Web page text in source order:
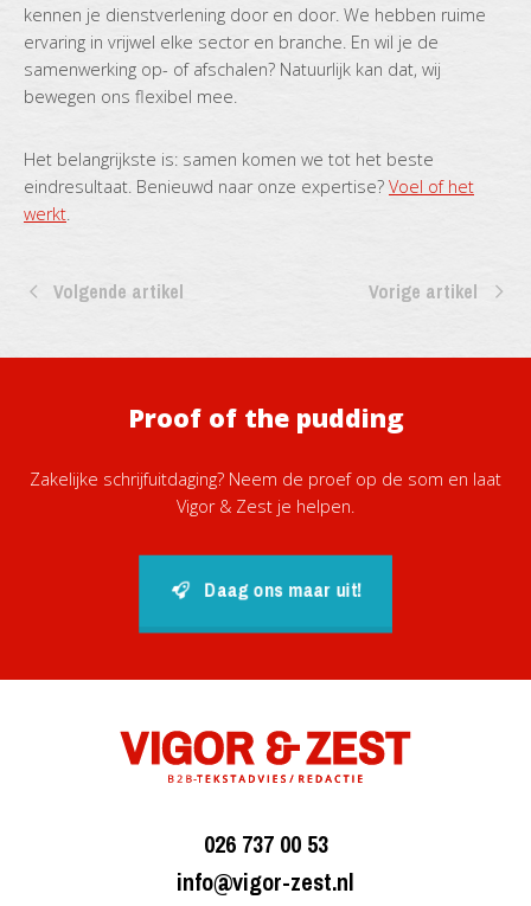
kennen je dienstverlening door en door. We hebben ruime
ervaring in vrijwel elke sector en branche. En wil je de
samenwerking op- of afschalen? Natuurlijk kan dat, wij
bewegen ons flexibel mee.
Het belangrijkste is: samen komen we tot het beste
eindresultaat. Benieuwd naar onze expertise? Voel of het
werkt
Volgende artikel Vorige artikel
Proof of the pudding
Zakelijke schrijfuitdaging? Neem de proef op de som en laat
Vigor & Zest je helpen.
Daag ons maar uit!
026 737 00 53
info@vigor-zest.nl